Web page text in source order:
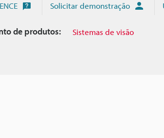
Solicitar demonstração
de produtos: Sistemas de visão